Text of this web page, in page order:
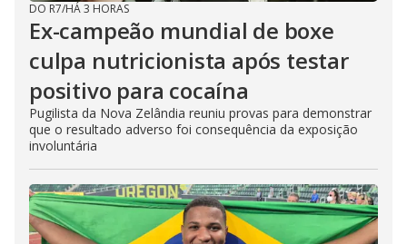
DO R7/HÁ 3 HORAS
Ex-campeão mundial de boxe
culpa nutricionista após testar
positivo para cocaína
Pugilista da Nova Zelândia reuniu provas para demonstrar
que o resultado adverso foi consequência da exposição
involuntária